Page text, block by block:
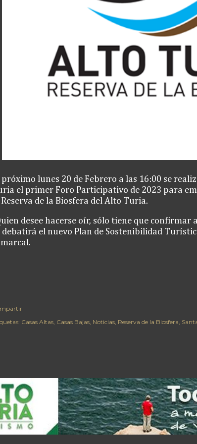
próximo lunes 20 de Febrero a las 16:00 se
el primer Foro Participativo de 2023 para
de la Biosfera del Alto Turia.
desee hacerse oír, sólo tiene que
debatirá el nuevo Plan de Sostenibilidad
Casas Altas Casas Bajas Noticias Reserva de la Biosfera